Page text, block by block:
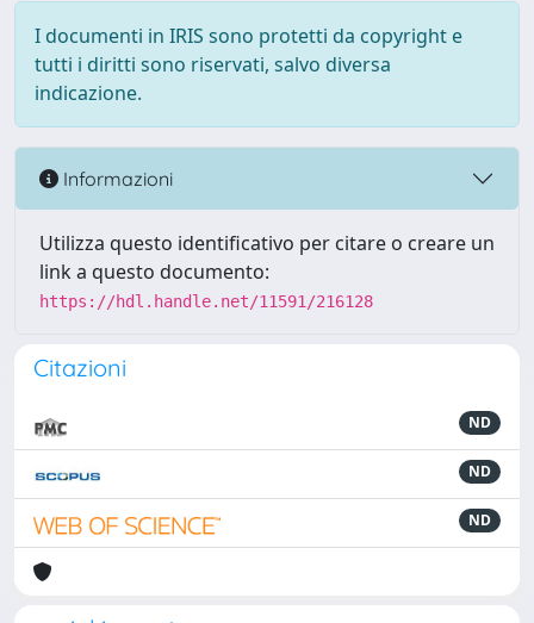
I documenti in IRIS sono protetti da copyright e
tutti i diritti sono riservati, salvo diversa
indicazione.
Informazioni
Utilizza questo identificativo per citare o creare un
link a questo documento:
https://hdl.handle.net/11591/216128
Citazioni
ND
ND
ND